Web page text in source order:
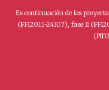
Es continuación de los
(FFI2011-24107), fase II